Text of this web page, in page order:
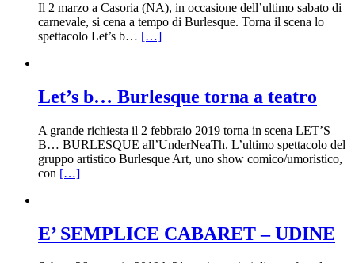
Il 2 marzo a Casoria (NA), in occasione dell’ultimo sabato di
carnevale, si cena a tempo di Burlesque. Torna il scena lo
spettacolo Let’s b… […]
Let’s b… Burlesque torna a teatro
A grande richiesta il 2 febbraio 2019 torna in scena LET’S
B… BURLESQUE all’UnderNeaTh. L’ultimo spettacolo del
gruppo artistico Burlesque Art, uno show comico/umoristico,
con […]
E’ SEMPLICE CABARET – UDINE